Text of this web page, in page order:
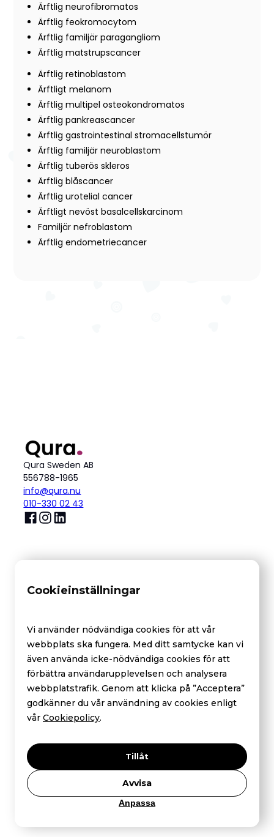
Ärftlig neurofibromatos
Ärftlig feokromocytom
Ärftlig familjär paragangliom
Ärftlig matstrupscancer
Ärftlig retinoblastom
Ärftligt melanom
Ärftlig multipel osteokondromatos
Ärftlig pankreascancer
Ärftlig gastrointestinal stromacellstumör
Ärftlig familjär neuroblastom
Ärftlig tuberös skleros
Ärftlig blåscancer
Ärftlig urotelial cancer
Ärftligt nevöst basalcellskarcinom
Familjär nefroblastom
Ärftlig endometriecancer
Qura Sweden AB
556788-1965
info@qura.nu
010-330 02 43
DNAKollen
Hur fungerar det - Hälsokontroller
niptstockholm.se
Company
Företag - Hälsokontroller
Nifty - Avancerade NIPT
Nyheter
Markörer
Cookieinställningar
Vi använder nödvändiga cookies för att vår
webbplats ska fungera. Med ditt samtycke kan vi
även använda icke-nödvändiga cookies för att
förbättra användarupplevelsen och analysera
webbplatstrafik. Genom att klicka på ”Acceptera”
godkänner du vår användning av cookies enligt
vår Cookiepolicy.
Tillåt
Avvisa
Anpassa